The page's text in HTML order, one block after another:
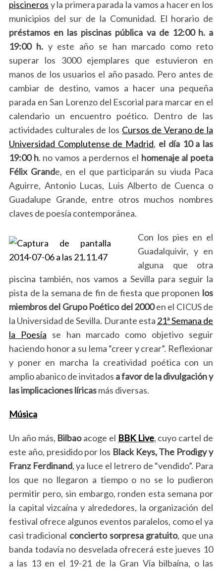
piscineros y la primera parada la vamos a hacer en los
municipios del sur de la Comunidad. El horario de
préstamos en las piscinas pública va de 12:00 h. a
19:00 h.y este año se han marcado como reto
superar los 3000 ejemplares que estuvieron en
manos de los usuarios el año pasado. Pero antes de
cambiar de destino, vamos a hacer una pequeña
parada en San Lorenzo del Escorial para marcar en el
calendario un encuentro poético. Dentro de las
actividades culturales de los Cursos de Verano de la
Universidad Complutense de Madrid, el día 10 a las
19:00 h. no vamos a perdernos el homenaje al poeta
Félix Grande, en el que participarán su viuda Paca
Aguirre, Antonio Lucas, Luis Alberto de Cuenca o
Guadalupe Grande, entre otros muchos nombres
claves de poesía contemporánea.
Con los pies en el
Guadalquivir, y en
alguna que otra
piscina también, nos vamos a Sevilla para seguir la
pista de la semana de fin de fiesta que proponen los
miembros del Grupo Poético del 2000en el CICUS de
la Universidad de Sevilla. Durante esta 21ª Semana de
la Poesía se han marcado como objetivo seguir
haciendo honor a su lema “creer y crear”. Reflexionar
y poner en marcha la creatividad poética con un
amplio abanico de invitados a favor de la divulgación y
las implicaciones líricasmás diversas.
Música
Un año más, Bilbaoacoge el BBK Live, cuyo cartel de
este año, presidido por los Black Keys, The Prodigy y
Franz Ferdinand, ya luce el letrero de “vendido”. Para
los que no llegaron a tiempo o no se lo pudieron
permitir pero, sin embargo, ronden esta semana por
la capital vizcaína y alrededores, la organización del
festival ofrece algunos eventos paralelos, como el ya
casi tradicional concierto sorpresa gratuito, que una
banda todavía no desvelada ofrecerá este jueves 10
a las 13 en el 19-21 de la Gran Vía bilbaína, o las